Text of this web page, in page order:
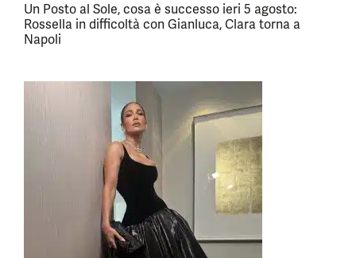
Un Posto al Sole, cosa è successo ieri 5 agosto:
Rossella in difficoltà con Gianluca, Clara torna a
Napoli